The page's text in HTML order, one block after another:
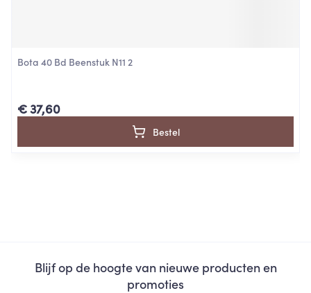
Bota 40 Bd Beenstuk N11 2
€ 37,60
Bestel
Blijf op de hoogte van nieuwe producten en
promoties